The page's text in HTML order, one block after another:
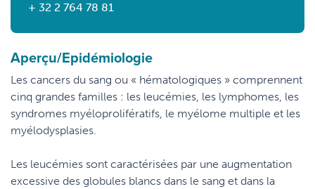
+ 32 2 764 78 81
Aperçu/Epidémiologie
Les cancers du sang ou « hématologiques » comprennent
cinq grandes familles : les leucémies, les lymphomes, les
syndromes myéloprolifératifs, le myélome multiple et les
myélodysplasies.
Les leucémies sont caractérisées par une augmentation
excessive des globules blancs dans le sang et dans la